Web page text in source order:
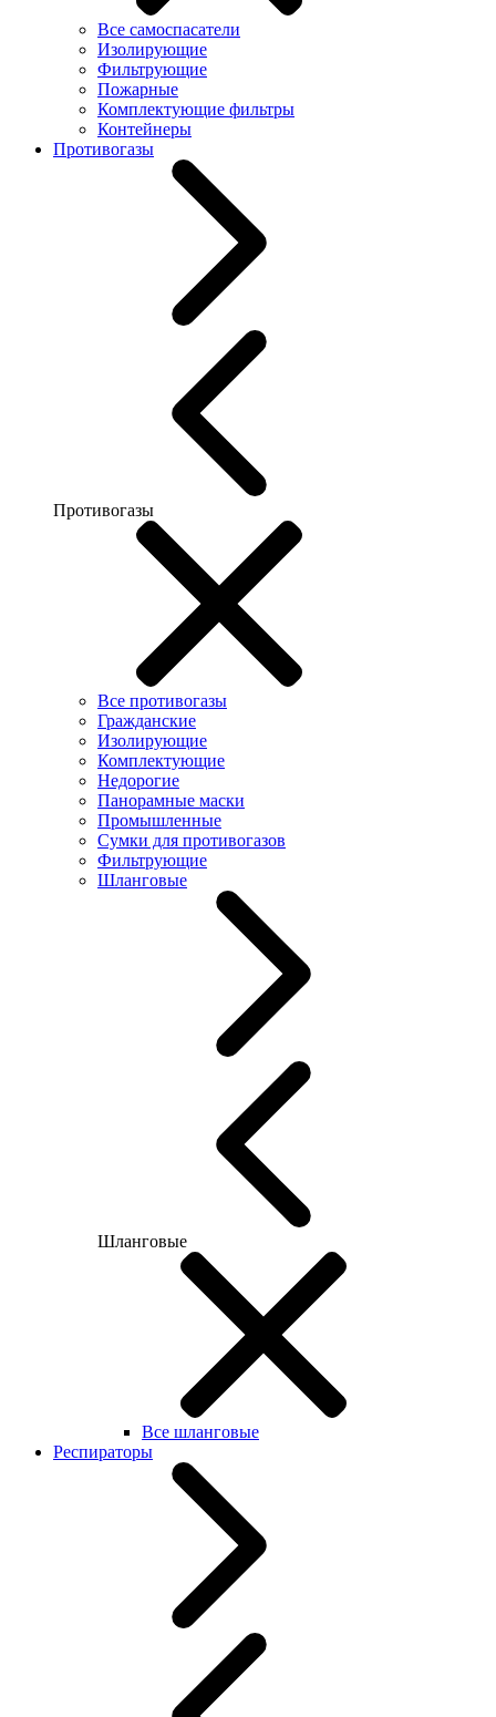
Все самоспасатели
Изолирующие
Фильтрующие
Пожарные
Комплектующие фильтры
Контейнеры
Противогазы
Противогазы
Все противогазы
Гражданские
Изолирующие
Комплектующие
Недорогие
Панорамные маски
Промышленные
Сумки для противогазов
Фильтрующие
Шланговые
Шланговые
Все шланговые
Респираторы